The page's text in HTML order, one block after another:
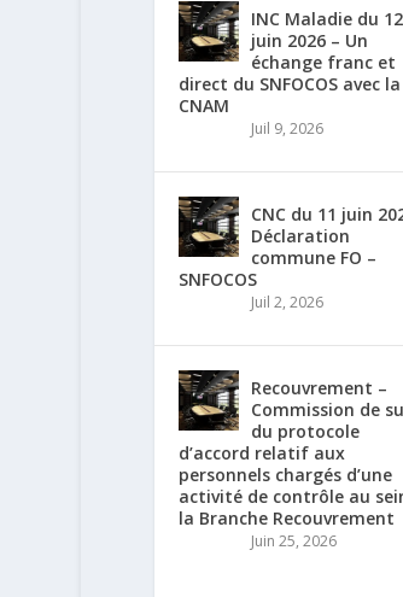
INC Maladie du 12
juin 2026 – Un
échange franc et
direct du SNFOCOS avec la
CNAM
Juil 9, 2026
CNC du 11 juin
Déclaration
commune FO –
SNFOCOS
Juil 2, 2026
Recouvrement –
Commission de
du protocole
d’accord relatif aux
personnels chargés d’une
activité de contrôle au
la Branche Recouvrement
Juin 25, 2026